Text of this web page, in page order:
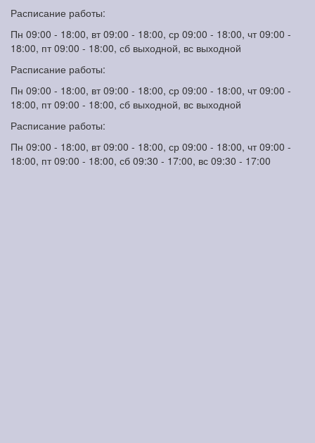
Расписание работы:
Пн 09:00 - 18:00, вт 09:00 - 18:00, ср 09:00 - 18:00, чт 09:00 -
18:00, пт 09:00 - 18:00, сб выходной, вс выходной
Расписание работы:
Пн 09:00 - 18:00, вт 09:00 - 18:00, ср 09:00 - 18:00, чт 09:00 -
18:00, пт 09:00 - 18:00, сб выходной, вс выходной
Расписание работы:
Пн 09:00 - 18:00, вт 09:00 - 18:00, ср 09:00 - 18:00, чт 09:00 -
18:00, пт 09:00 - 18:00, сб 09:30 - 17:00, вс 09:30 - 17:00